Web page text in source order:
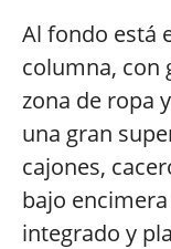
Al fondo está
columna, con
zona de ropa
una gran
cajones,
bajo
integrado y